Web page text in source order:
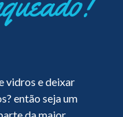
vidros e deixar
então seja um
da maior